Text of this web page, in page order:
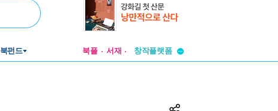
북펀드 북플 서재
창작플랫폼
투비컨티뉴드